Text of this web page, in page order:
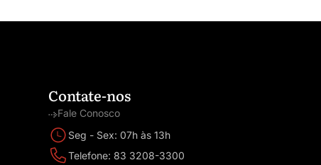
Contate-nos
Fale Conosco
Seg - Sex: 07h às 13h
Telefone: 83 3208-3300